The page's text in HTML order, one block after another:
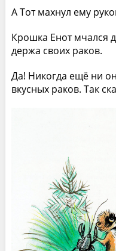
А Тот махнул ему
Крошка Енот мчался
держа своих раков.
Да! Никогда ещё ни
вкусных раков. Так